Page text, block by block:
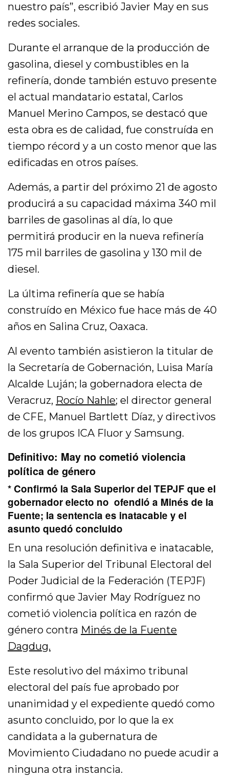
nuestro país”, escribió Javier May en sus
redes sociales.
Durante el arranque de la producción de
gasolina, diesel y combustibles en la
refinería, donde también estuvo presente
el actual mandatario estatal, Carlos
Manuel Merino Campos, se destacó que
esta obra es de calidad, fue construída en
tiempo récord y a un costo menor que las
edificadas en otros países.
Además, a partir del próximo 21 de agosto
producirá a su capacidad máxima 340 mil
barriles de gasolinas al día, lo que
permitirá producir en la nueva refinería
175 mil barriles de gasolina y 130 mil de
diesel.
La última refinería que se había
construído en México fue hace más de 40
años en Salina Cruz, Oaxaca.
Al evento también asistieron la titular de
la Secretaría de Gobernación, Luisa María
Alcalde Luján; la gobernadora electa de
Veracruz, Rocío Nahle; el director general
de CFE, Manuel Bartlett Díaz, y directivos
de los grupos ICA Fluor y Samsung.
Definitivo: May no cometió violencia
política de género
* Confirmó la Sala Superior del TEPJF que el
gobernador electo no ofendió a Minés de la
Fuente; la sentencia es inatacable y el
asunto quedó concluido
En una resolución definitiva e inatacable,
la Sala Superior del Tribunal Electoral del
Poder Judicial de la Federación (TEPJF)
confirmó que Javier May Rodríguez no
cometió violencia política en razón de
género contra Minés de la Fuente
Dagdug.
Este resolutivo del máximo tribunal
electoral del país fue aprobado por
unanimidad y el expediente quedó como
asunto concluido, por lo que la ex
candidata a la gubernatura de
Movimiento Ciudadano no puede acudir a
ninguna otra instancia.